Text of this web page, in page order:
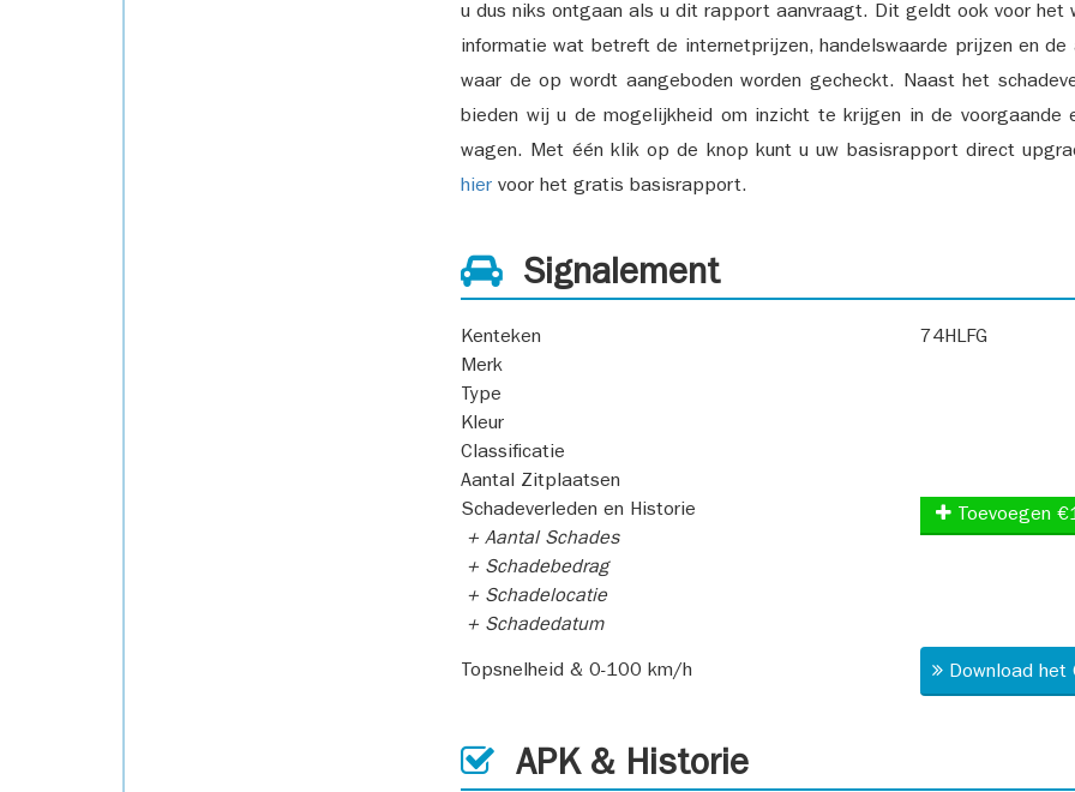
u dus niks ontgaan als u dit rapport aanvraagt. Dit geldt ook voor
informatie wat betreft de internetprijzen, handelswaarde prijzen en
waar de op wordt aangeboden worden gecheckt. Naast het
bieden wij u de mogelijkheid om inzicht te krijgen in de voorgaande
wagen. Met één klik op de knop kunt u uw basisrapport direct
hier voor het gratis basisrapport.
Signalement
Kenteken
74HLFG
Merk
Type
Kleur
Classificatie
Aantal Zitplaatsen
Schadeverleden en Historie
+ Aantal Schades
+ Schadebedrag
+ Schadelocatie
+ Schadedatum
Toevoegen
Topsnelheid & 0-100 km/h Download
APK & Historie